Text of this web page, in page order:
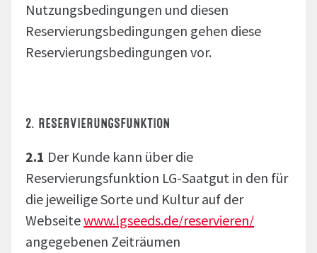
Nutzungsbedingungen und diesen
Reservierungsbedingungen gehen diese
Reservierungsbedingungen vor.
2. RESERVIERUNGSFUNKTION
2.1 Der Kunde kann über die
Reservierungsfunktion LG-Saatgut in den für
die jeweilige Sorte und Kultur auf der
Webseitewww.lgseeds.de/reservieren/
angegebenen Zeiträumen